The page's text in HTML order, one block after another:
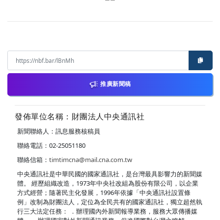
推廣新聞稿
發佈單位名稱：財團法人中央通訊社
新聞聯絡人：訊息服務核稿員
聯絡電話：02-25051180
聯絡信箱： timtimcna@mail.cna.com.tw
中央通訊社是中華民國的國家通訊社，是台灣最具影響力的新聞媒
體。 經歷組織改造，1973年中央社改組為股份有限公司，以企業
方式經營；隨著民主化發展，1996年依據「中央通訊社設置條
例」改制為財團法人，定位為全民共有的國家通訊社，獨立超然執
行三大法定任務： ．辦理國內外新聞報導業務，服務大眾傳播媒